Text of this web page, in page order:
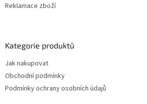
Reklamace zboží
Kategorie produktů
Jak nakupovat
Obchodní podmínky
Podmínky ochrany osobních údajů